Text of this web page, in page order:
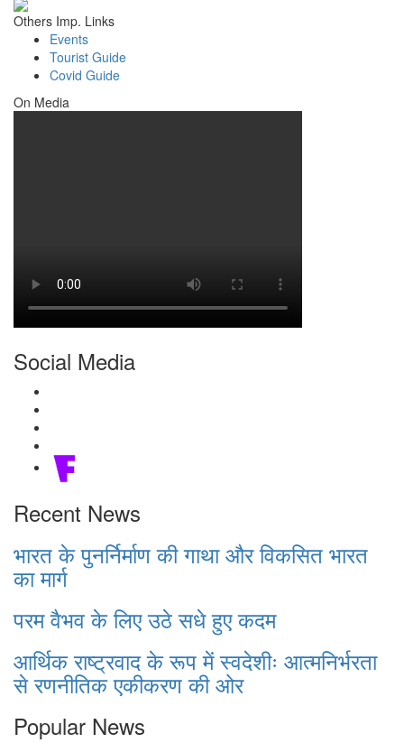
Others Imp. Links
Events
Tourist Guide
Covid Guide
On Media
Social Media
Recent News
भारत के पुनर्निर्माण की गाथा और विकसित भारत
का मार्ग
परम वैभव के लिए उठे सधे हुए कदम
आर्थिक राष्ट्रवाद के रूप में स्वदेशीः आत्मनिर्भरता
से रणनीतिक एकीकरण की ओर
Popular News